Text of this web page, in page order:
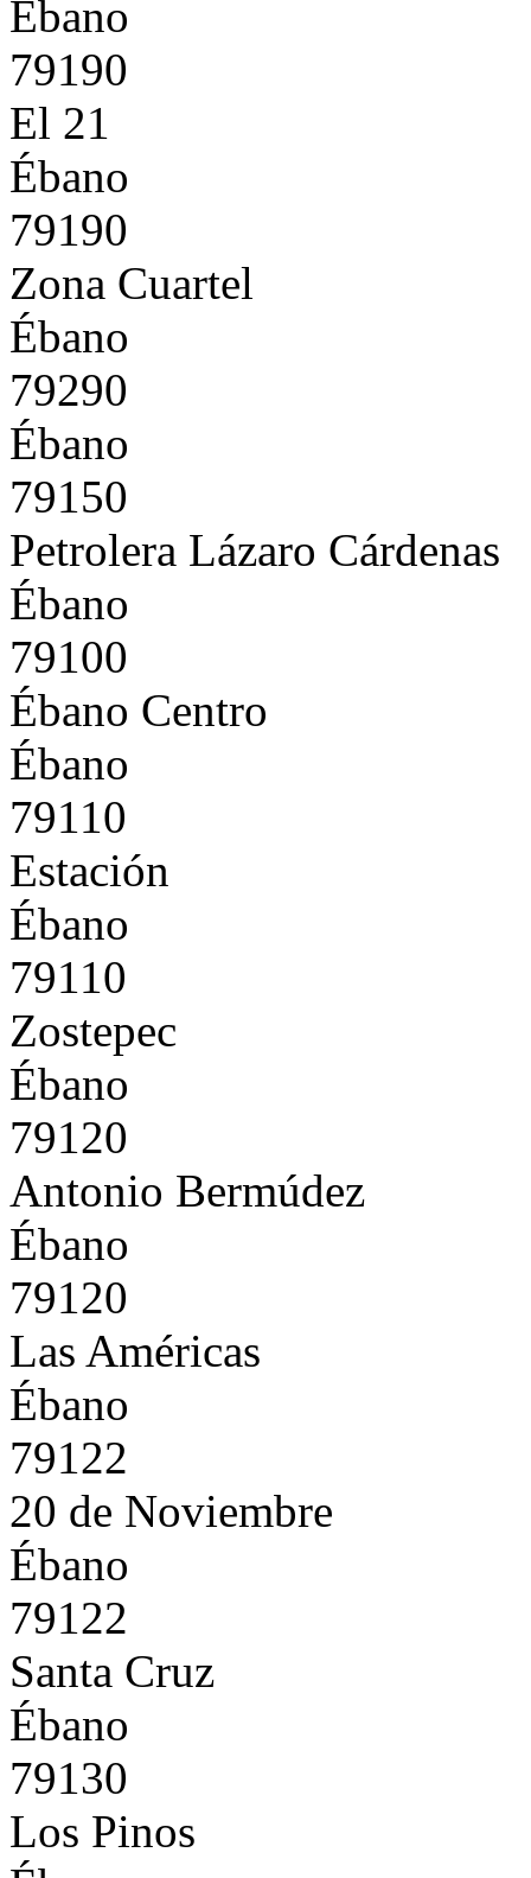
Ébano
79190
El 21
Ébano
79190
Zona Cuartel
Ébano
79290
Ébano
79150
Petrolera Lázaro Cárdenas
Ébano
79100
Ébano Centro
Ébano
79110
Estación
Ébano
79110
Zostepec
Ébano
79120
Antonio Bermúdez
Ébano
79120
Las Américas
Ébano
79122
20 de Noviembre
Ébano
79122
Santa Cruz
Ébano
79130
Los Pinos